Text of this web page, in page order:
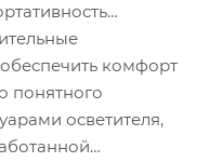
комфорт
понятного
осветителя,